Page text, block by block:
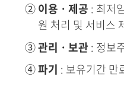
② 이용ㆍ제공 : 최저
원 처리 및 서비스
③관리ㆍ보관 : 정보
④파기 : 보유기간 만